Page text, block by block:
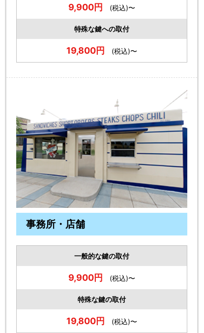
9,900円 (税込)〜
特殊な鍵への取付
19,800円 (税込)〜
事務所・店舗
一般的な鍵の取付
9,900円 (税込)〜
特殊な鍵の取付
19,800円 (税込)〜